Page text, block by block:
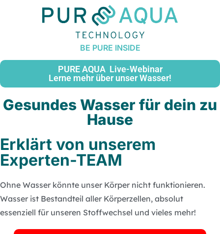
PURE AQUA Live-Webinar
Lerne mehr über unser Wasser!
Gesundes Wasser für dein zu
Hause
Erklärt von unserem
Experten-TEAM
Ohne Wasser könnte unser Körper nicht funktionieren.
Wasser ist Bestandteil aller Körperzellen, absolut
essenziell für unseren Stoffwechsel und vieles mehr!